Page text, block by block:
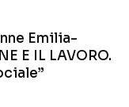
Emilia-
E IL LAVORO.